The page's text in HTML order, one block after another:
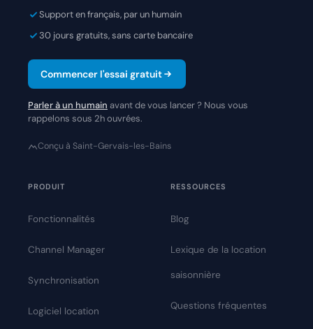
Support en français, par un humain
30 jours gratuits, sans carte bancaire
Commencer l'essai gratuit
Parler à un humain avant de vous lancer ? Nous vous
rappelons sous 2h ouvrées.
Conçu à Saint-Gervais-les-Bains
PRODUIT
Fonctionnalités
Channel Manager
Synchronisation
Logiciel location
RESSOURCES
Blog
Lexique de la location
saisonnière
Questions fréquentes